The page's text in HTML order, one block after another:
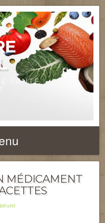
SANTÉ
MÉDICAMENT